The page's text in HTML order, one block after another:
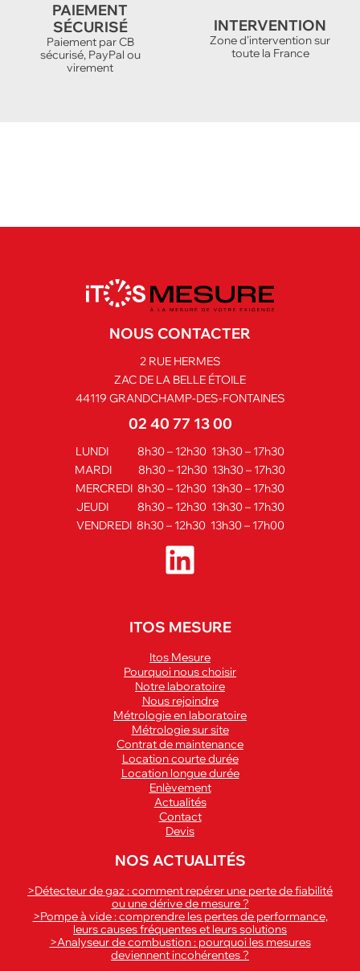
PAIEMENT
SÉCURISÉ
Paiement par CB
sécurisé, PayPal ou
virement
INTERVENTION
Zone d'intervention sur
toute la France
NOUS CONTACTER
2 RUE HERMES
ZAC DE LA BELLE ÉTOILE
44119 GRANDCHAMP-DES-FONTAINES
02 40 77 13 00
LUNDI 8h30 – 12h30 13h30 – 17h30
MARDI 8h30 – 12h30 13h30 – 17h30
MERCREDI 8h30 – 12h30 13h30 – 17h30
JEUDI 8h30 – 12h30 13h30 – 17h30
VENDREDI 8h30 – 12h30 13h30 – 17h00
ITOS MESURE
Itos Mesure
Pourquoi nous choisir
Notre laboratoire
Nous rejoindre
Métrologie en laboratoire
Métrologie sur site
Contrat de maintenance
Location courte durée
Location longue durée
Enlèvement
Actualités
Contact
Devis
NOS ACTUALITÉS
>Détecteur de gaz : comment repérer une perte de fiabilité
ou une dérive de mesure ?
>Pompe à vide : comprendre les pertes de performance,
leurs causes fréquentes et leurs solutions
>Analyseur de combustion : pourquoi les mesures
deviennent incohérentes ?